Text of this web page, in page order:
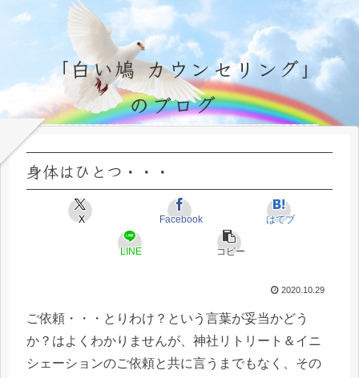
「白い鳩 カウンセリング」
のブログ
身体はひとつ・・・
X Facebook はてブ
LINE コピー
2020.10.29
ご依頼・・・とりわけ？という言葉が妥当かどう
か？はよくわかりませんが、神社リトリート＆イニ
シェーションのご依頼と共に言うまでもなく、その